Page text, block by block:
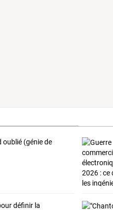
oublié (génie de
définir la